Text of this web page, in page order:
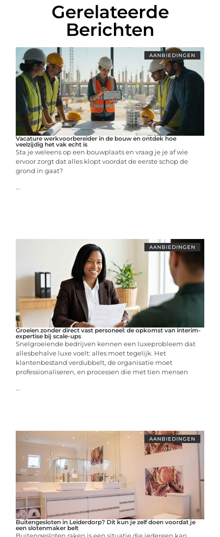
Gerelateerde
Berichten
AANBIEDINGEN
Vacature werkvoorbereider in de bouw en ontdek hoe
veelzijdig het vak echt is
Sta je weleens op een bouwplaats en vraag je je af wie
ervoor zorgt dat alles klopt voordat de eerste schop de
grond in gaat?
...
AANBIEDINGEN
Groeien zonder direct vast personeel: de opkomst van interim-
expertise bij scale-ups
Snelgroeiende bedrijven kennen een luxeprobleem dat
allesbehalve luxe voelt: alles moet tegelijk. Het
klantenbestand verdubbelt, de organisatie moet
professionaliseren, en processen die met tien mensen
...
AANBIEDINGEN
Buitengesloten in Leiderdorp? Dit kun je zelf doen voordat je
een slotenmaker belt